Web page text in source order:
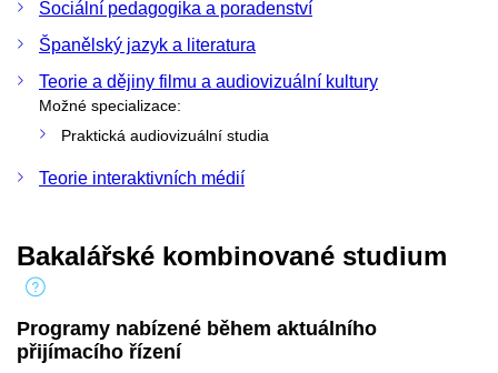
Sociální pedagogika a poradenství
Španělský jazyk a literatura
Teorie a dějiny filmu a audiovizuální kultury
Možné specializace:
Praktická audiovizuální studia
Teorie interaktivních médií
Bakalářské kombinované studium
Programy nabízené během aktuálního
přijímacího řízení